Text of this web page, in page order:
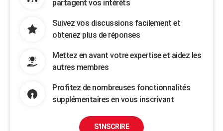
partagent vos intérêts
Suivez vos discussions facilement et
obtenez plus de réponses
Mettez en avant votre expertise et aidez les
autres membres
Profitez de nombreuses fonctionnalités
supplémentaires en vous inscrivant
S'INSCRIRE